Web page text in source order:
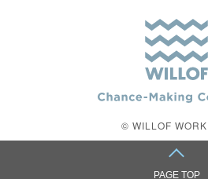
© WILLOF
PAGE TOP